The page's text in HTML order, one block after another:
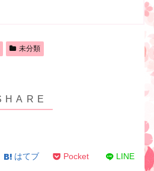
未分類
はてブ Pocket LINE